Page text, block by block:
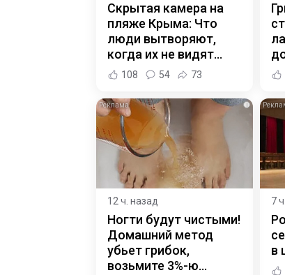
Скрытая камера на
пляже Крыма: Что
люди вытворяют,
когда их не видят...
108 54 73
i
12 ч. назад
Ногти будут чистыми!
Домашний метод
убьет грибок,
возьмите 3%-ю…
7
в